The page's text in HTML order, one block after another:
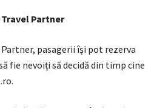
Partner
pasagerii își pot rezerva
fie nevoiți să decidă din timp cine